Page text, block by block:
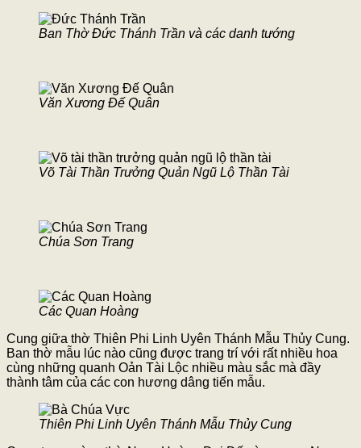
Ban Thờ Đức Thánh Trần và các danh tướng
Văn Xương Đế Quân
Võ Tài Thần Trưởng Quản Ngũ Lộ Thần Tài
Chúa Sơn Trang
Các Quan Hoàng
Cung giữa thờ Thiên Phi Linh Uyên Thánh Mẫu Thủy Cung.
Ban thờ mẫu lúc nào cũng được trang trí với rất nhiều hoa
cùng những quanh Oản Tài Lộc nhiều màu sắc mà đầy
thành tâm của các con hương dâng tiến mẫu.
Thiên Phi Linh Uyên Thánh Mẫu Thủy Cung